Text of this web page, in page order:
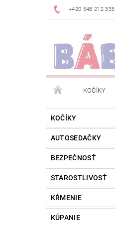
+420 548 212 335
KOČÍKY
DOGSPACE
NOVINKY
KOČÍKY
AUTOSEDAČKY
BEZPEČNOSŤ
STAROSTLIVOSŤ
KŔMENIE
KÚPANIE